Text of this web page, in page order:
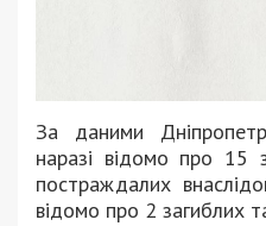
За даними
наразі відомо про 15
постраждалих
відомо про 2 загиблих